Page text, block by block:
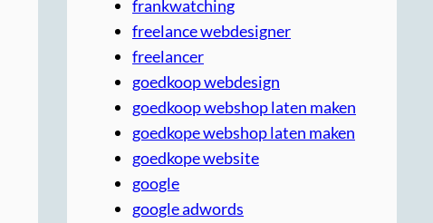
frankwatching
freelance webdesigner
freelancer
goedkoop webdesign
goedkoop webshop laten maken
goedkope webshop laten maken
goedkope website
google
google adwords